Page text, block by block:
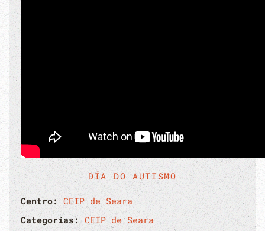
DÍA DO AUTISMO
Centro: CEIP de Seara
Categorías:CEIP de Seara